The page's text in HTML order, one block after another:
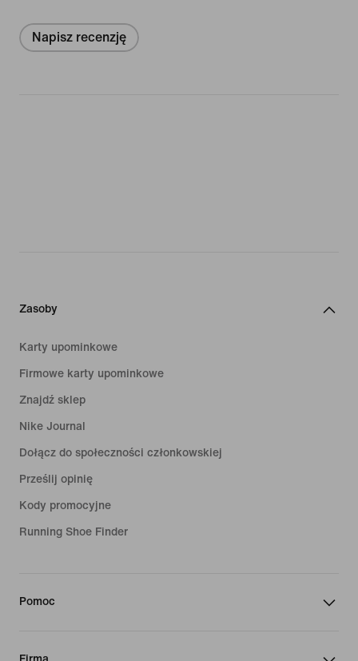
Napisz recenzję
Zasoby
Karty upominkowe
Firmowe karty upominkowe
Znajdź sklep
Nike Journal
Dołącz do społeczności członkowskiej
Prześlij opinię
Kody promocyjne
Running Shoe Finder
Pomoc
Firma